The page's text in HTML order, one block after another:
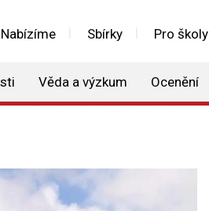
Nabízíme Sbírky Pro školy
Věda a výzkum Ocenění